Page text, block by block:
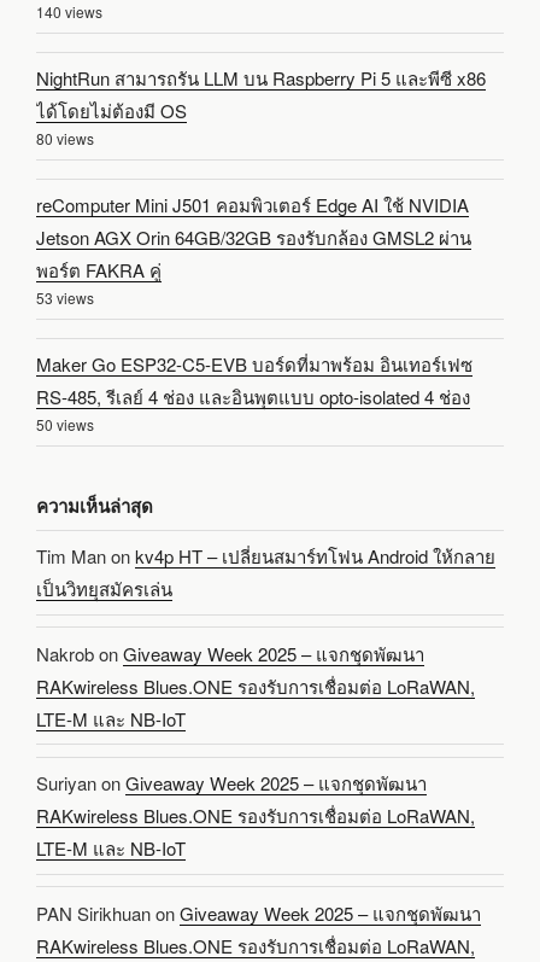
140 views
NightRun สามารถรัน LLM บน Raspberry Pi 5 และพีซี x86
ได้โดยไม่ต้องมี OS
80 views
reComputer Mini J501 คอมพิวเตอร์ Edge AI ใช้ NVIDIA
Jetson AGX Orin 64GB/32GB รองรับกล้อง GMSL2 ผ่าน
พอร์ต FAKRA คู่
53 views
Maker Go ESP32-C5-EVB บอร์ดที่มาพร้อม อินเทอร์เฟซ
RS-485, รีเลย์ 4 ช่อง และอินพุตแบบ opto-isolated 4 ช่อง
50 views
ความเห็นล่าสุด
Tim Manonkv4p HT – เปลี่ยนสมาร์ทโฟน Android ให้กลาย
เป็นวิทยุสมัครเล่น
NakrobonGiveaway Week 2025 – แจกชุดพัฒนา
RAKwireless Blues.ONE รองรับการเชื่อมต่อ LoRaWAN,
LTE-M และ NB-IoT
SuriyanonGiveaway Week 2025 – แจกชุดพัฒนา
RAKwireless Blues.ONE รองรับการเชื่อมต่อ LoRaWAN,
LTE-M และ NB-IoT
PAN SirikhuanonGiveaway Week 2025 – แจกชุดพัฒนา
RAKwireless Blues.ONE รองรับการเชื่อมต่อ LoRaWAN,